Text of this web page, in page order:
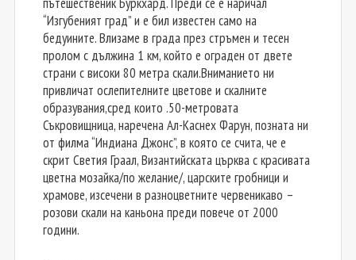
“Изгубеният град” и е бил известен само на
бедуините. Влизаме в града през стръмен и тесен
пролом с дължина 1 км, който е ограден от двете
страни с високи 80 метра скали.Вниманието ни
привличат ослепителните цветове и скалните
образувания,сред които .50-метровата
Съкровищница, наречена Ал-Каснех Фарун, позната ни
от филма “Индиана Джонс”, в която се счита, че е
скрит Светия Граал, Византийската църква с красивата
цветна мозайка/по желание/, царските гробници и
храмове, изсечени в разноцветните червеникаво –
розови скали на каньона преди повече от 2000
години.